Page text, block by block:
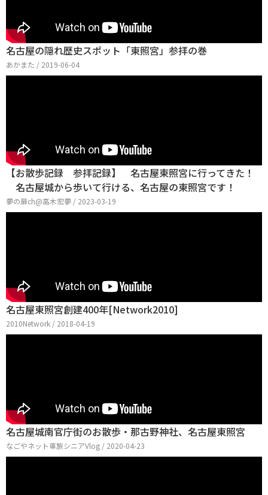
名古屋の隠れ歴史スポット「東照宮」参拝の巻
あかまた / 2019-06-04
【お散歩記録 参拝記録】 名古屋東照宮に行ってきた！
名古屋城から歩いて行ける、名古屋の東照宮です！
夢の扉ch@高木宏夢 / 2023-03-19
名古屋東照宮創建400年[Network2010]
2010Network / 2018-04-19
名古屋城南官庁街のお散歩・那古野神社、名古屋東照宮
なごやネット車旅シニアVlog / 2020-04-23